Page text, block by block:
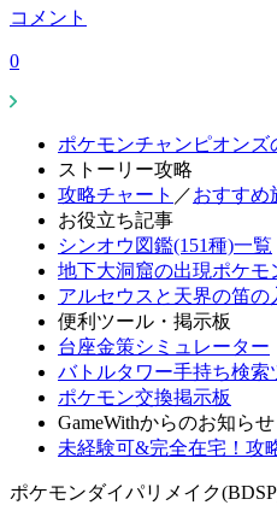
コメント
0
ポケモンチャンピオンズ
ストーリー攻略
攻略チャート ／おすすめ
お役立ち記事
シンオウ図鑑(151種)一覧
地下大洞窟の出現ポケモ
アルセウスと天界の笛の
便利ツール・掲示板
台座金策シミュレーター
バトルタワー手持ち検索
ポケモン交換掲示板
GameWithからのお知らせ
未経験可&完全在宅！攻
ポケモンダイパリメイク